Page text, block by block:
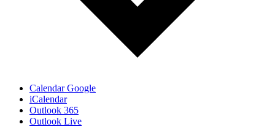
Calendar Google
iCalendar
Outlook 365
Outlook Live